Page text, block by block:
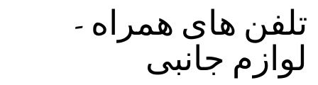
تلفن ‌های همراه -
لوازم جانبی